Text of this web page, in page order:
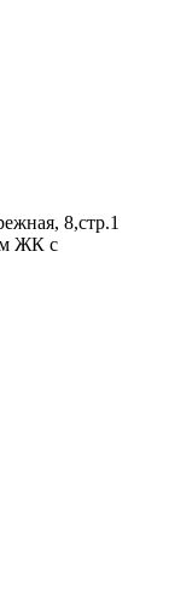
8,стр.1
ЖК с